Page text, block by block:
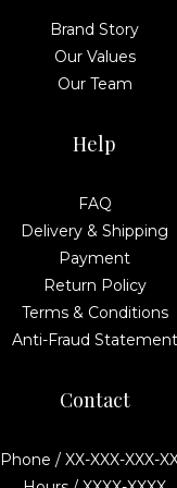
Brand Story
Our Values
Our Team
Help
FAQ
Delivery & Shipping
Payment
Return Policy
Terms & Conditions
Anti-Fraud Statement
Contact
Phone / XX-XXX-XXX-